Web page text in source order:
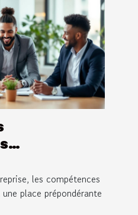
renforcent-
en
les compétences
place prépondérante